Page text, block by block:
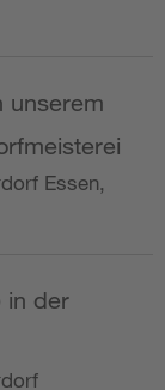
unserem
Essen,
in der